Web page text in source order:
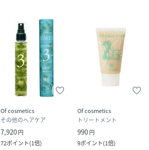
＜お電話でのお問い合わせ＞
固定電話からのお問い合わせ
0120-542-065（フリーダイヤル）
携帯・公衆電話からのお問い合わせ
050-5577-7001（有料）
＜カスタマーセンター営業時間＞
Of cosmetics
その他のヘアケア
7,920円
72ポイント(1倍)
Of cosmetics
トリートメント
990円
9ポイント(1倍)